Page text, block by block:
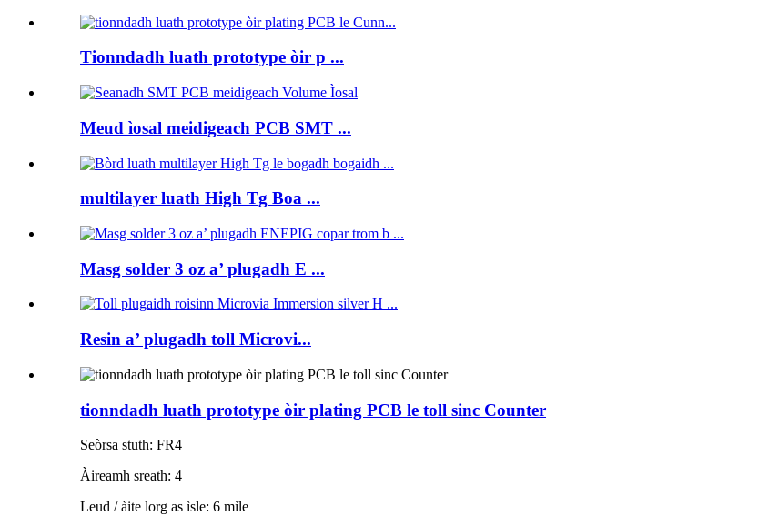
Tionndadh luath prototype òir p ...
Meud ìosal meidigeach PCB SMT ...
multilayer luath High Tg Boa ...
Masg solder 3 oz a’ plugadh E ...
Resin a’ plugadh toll Microvi...
tionndadh luath prototype òir plating PCB le toll sinc Counter
Seòrsa stuth: FR4
Àireamh sreath: 4
Leud / àite lorg as ìsle: 6 mìle